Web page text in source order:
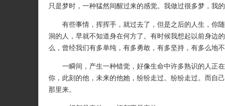
只是梦时，一种猛然间醒过来的感觉。我做过很多梦，我的
有些事情，挥挥手，就过去了，但是之后的人生，你随
洞的人，早就不知道身在何方了。有时候我想起以前身边
么，曾经我们有多单纯，有多勇敢，有多坚持，有多么地
一瞬间，产生一种错觉，好像生命中许多熟识的人正在
你，此刻的他，未来的他她，纷纷走过。纷纷走过。而自
那里来。